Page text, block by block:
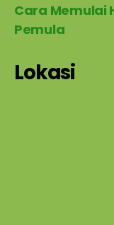
Cara Memulai
Pemula
Lokasi